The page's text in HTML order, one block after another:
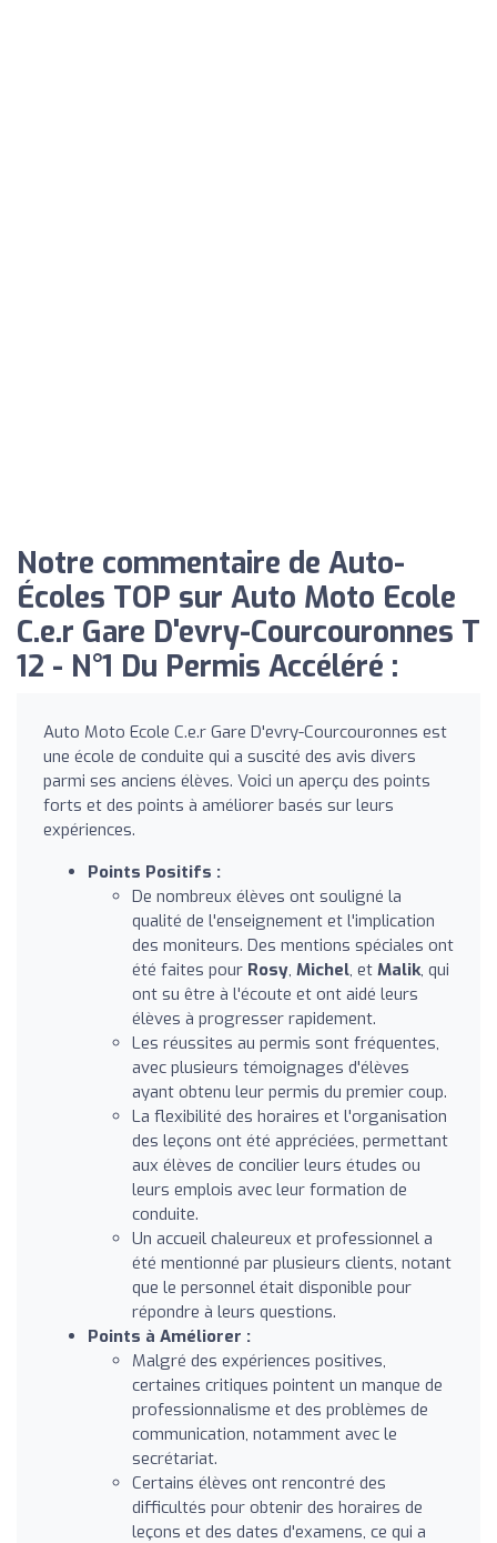
Notre commentaire de Auto-
Écoles TOP sur Auto Moto Ecole
C.e.r Gare D'evry-Courcouronnes T
12 - N°1 Du Permis Accéléré :
Auto Moto Ecole C.e.r Gare D'evry-Courcouronnes est
une école de conduite qui a suscité des avis divers
parmi ses anciens élèves. Voici un aperçu des points
forts et des points à améliorer basés sur leurs
expériences.
Points Positifs :
De nombreux élèves ont souligné la
qualité de l'enseignement et l'implication
des moniteurs. Des mentions spéciales ont
été faites pour Rosy, Michel, et Malik, qui
ont su être à l'écoute et ont aidé leurs
élèves à progresser rapidement.
Les réussites au permis sont fréquentes,
avec plusieurs témoignages d'élèves
ayant obtenu leur permis du premier coup.
La flexibilité des horaires et l'organisation
des leçons ont été appréciées, permettant
aux élèves de concilier leurs études ou
leurs emplois avec leur formation de
conduite.
Un accueil chaleureux et professionnel a
été mentionné par plusieurs clients, notant
que le personnel était disponible pour
répondre à leurs questions.
Points à Améliorer :
Malgré des expériences positives,
certaines critiques pointent un manque de
professionnalisme et des problèmes de
communication, notamment avec le
secrétariat.
Certains élèves ont rencontré des
difficultés pour obtenir des horaires de
leçons et des dates d'examens, ce qui a